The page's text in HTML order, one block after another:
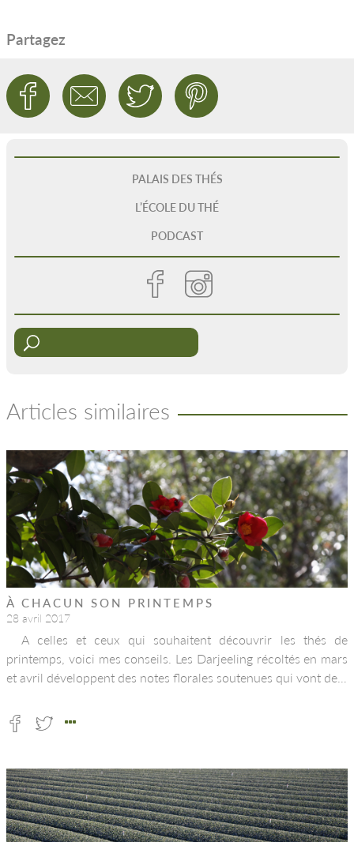
Partagez
PALAIS DES THÉS
L’ÉCOLE DU THÉ
PODCAST
Articles similaires
À CHACUN SON PRINTEMPS
28 avril 2017
A celles et ceux qui souhaitent découvrir les thés de
printemps, voici mes conseils. Les Darjeeling récoltés en mars
et avril développent des notes florales soutenues qui vont de…